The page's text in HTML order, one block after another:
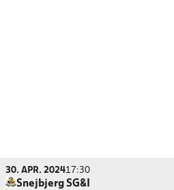
30. APR. 202417:30
Snejbjerg SG&I